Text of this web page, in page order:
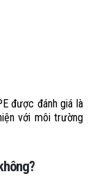
được đánh giá là
với môi trường